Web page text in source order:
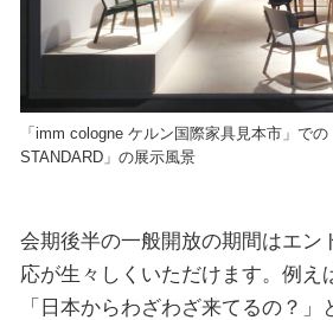
「imm cologne ケルン国際家具見本市」で
STANDARD」の展示風景
会期後半の一般開放の期間はエン
応が生々しくいただけます。例え
「日本からわざわざ来てるの？